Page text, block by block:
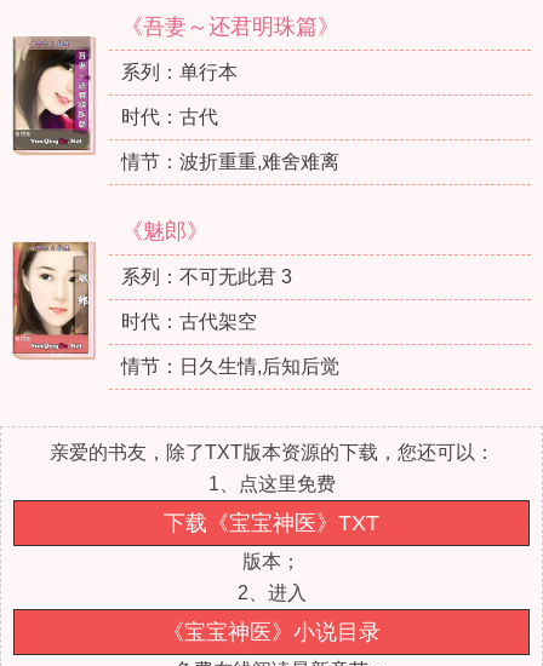
《吾妻～还君明珠篇》
系列：单行本
时代：古代
情节：波折重重,难舍难离
《魅郎》
系列：不可无此君 3
时代：古代架空
情节：日久生情,后知后觉
亲爱的书友，除了TXT版本资源的下载，您还可以：
1、点这里免费
下载《宝宝神医》TXT
版本；
2、进入
《宝宝神医》小说目录